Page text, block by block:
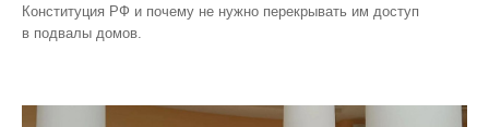
Конституция РФ и почему не нужно перекрывать им доступ
в подвалы домов.